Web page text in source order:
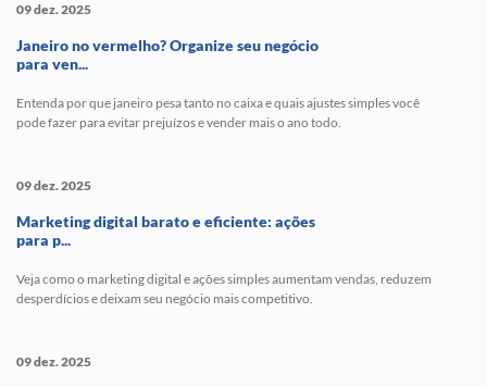
09 dez. 2025
Janeiro no vermelho? Organize seu negócio
para ven...
Entenda por que janeiro pesa tanto no caixa e quais ajustes simples você
pode fazer para evitar prejuízos e vender mais o ano todo.
09 dez. 2025
Marketing digital barato e eficiente: ações
para p...
Veja como o marketing digital e ações simples aumentam vendas, reduzem
desperdícios e deixam seu negócio mais competitivo.
09 dez. 2025